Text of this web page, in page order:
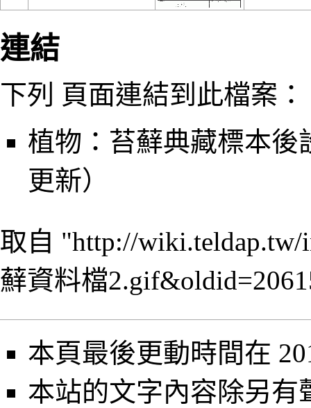
連結
下列 頁面連結到此檔案：
植物：苔蘚典藏標本後
更新）
取自 "http://
蘚資料檔
本頁最後更動時間在
本站的文字內容除另